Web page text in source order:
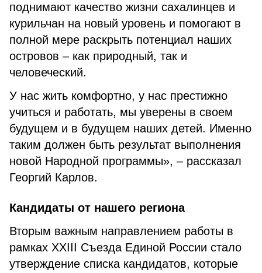
поднимают качество жизни сахалинцев и
курильчан на новый уровень и помогают в
полной мере раскрыть потенциал наших
островов – как природный, так и
человеческий.
У нас жить комфортно, у нас престижно
учиться и работать, мы уверены в своем
будущем и в будущем наших детей. Именно
таким должен быть результат выполнения
новой Народной программы», – рассказал
Георгий Карлов.
Кандидаты от нашего региона
Вторым важным направлением работы в
рамках XXIII Съезда Единой России стало
утверждение списка кандидатов, которые